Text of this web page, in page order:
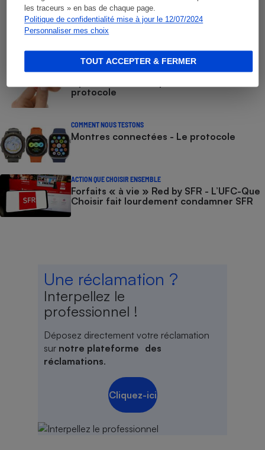
les traceurs » en bas de chaque page.
Politique de confidentialité mise à jour le 12/07/2024
Personnaliser mes choix
TOUT ACCEPTER & FERMER
COMMENT NOUS TESTONS
Smartphones - Le protocole
COMMENT NOUS TESTONS
protocole
COMMENT NOUS TESTONS
Montres connectées - Le protocole
ACTION QUE CHOISIR ENSEMBLE
Forfaits « à vie » Red by SFR - L’UFC-Que
Choisir fait lourdement condamner SFR
Une réclamation ?
Interpellez le
professionnel !
Déposez directement votre réclamation
sur notre plateforme des
réclamations.
Cliquez-ici